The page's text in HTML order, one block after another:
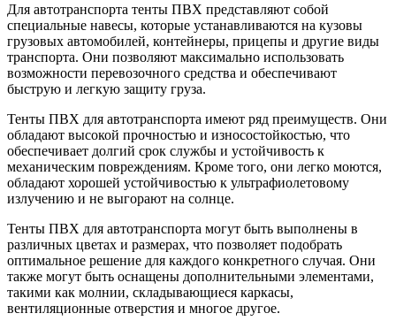
Для автотранспорта тенты ПВХ представляют собой
специальные навесы, которые устанавливаются на кузовы
грузовых автомобилей, контейнеры, прицепы и другие виды
транспорта. Они позволяют максимально использовать
возможности перевозочного средства и обеспечивают
быструю и легкую защиту груза.
Тенты ПВХ для автотранспорта имеют ряд преимуществ. Они
обладают высокой прочностью и износостойкостью, что
обеспечивает долгий срок службы и устойчивость к
механическим повреждениям. Кроме того, они легко моются,
обладают хорошей устойчивостью к ультрафиолетовому
излучению и не выгорают на солнце.
Тенты ПВХ для автотранспорта могут быть выполнены в
различных цветах и размерах, что позволяет подобрать
оптимальное решение для каждого конкретного случая. Они
также могут быть оснащены дополнительными элементами,
такими как молнии, складывающиеся каркасы,
вентиляционные отверстия и многое другое.